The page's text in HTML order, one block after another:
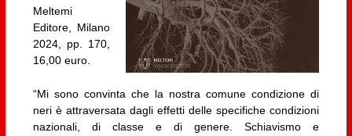
Meltemi
Editore, Milano
2024, pp. 170,
16,00 euro.
“Mi sono convinta che la nostra comune condizione di
neri è attraversata dagli effetti delle specifiche condizioni
nazionali, di classe e di genere. Schiavismo e